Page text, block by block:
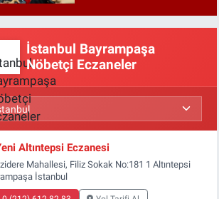
İstanbul Bayrampaşa
Nöbetçi Eczaneler
Altıntepsi Eczanesi
Mahallesi, Filiz Sokak No:181 1 Altıntepsi
İstanbul